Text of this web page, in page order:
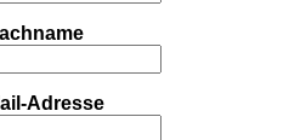
Adresse